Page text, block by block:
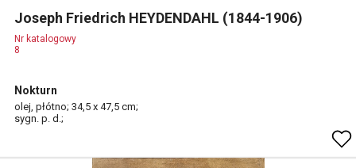
Joseph Friedrich HEYDENDAHL (1844-1906)
Nr katalogowy
8
Nokturn
olej, płótno; 34,5 x 47,5 cm;
sygn. p. d.;